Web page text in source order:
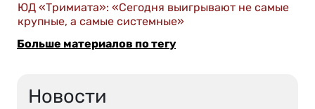
Новости
ЮД «Тримиата»: «Сегодня выигрывают не самые
крупные, а самые системные»
Больше материалов по тегу